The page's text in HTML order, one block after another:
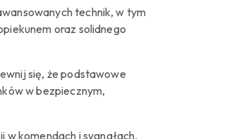
technik, w tym
oraz solidnego
się, że podstawowe
w bezpiecznym,
komendach i sygnałach.